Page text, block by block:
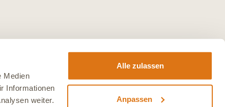
Medien
Informationen
weiter.
Alle zulassen
Anpassen